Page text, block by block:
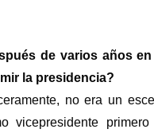
de varios años
la presidencia?
no era un
vicepresidente